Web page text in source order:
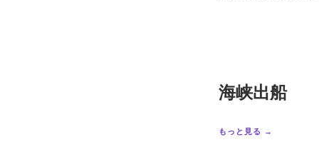
海峡出船
もっと見る →